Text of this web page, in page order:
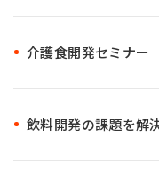
介護食開発セミナー
飲料開発の課題を解